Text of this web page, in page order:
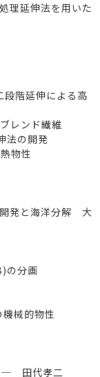
理延伸法を用いた
階延伸による高
レンド繊維
法の開発
物性
発と海洋分解 大
の分画
械的物性
─ 田代孝二